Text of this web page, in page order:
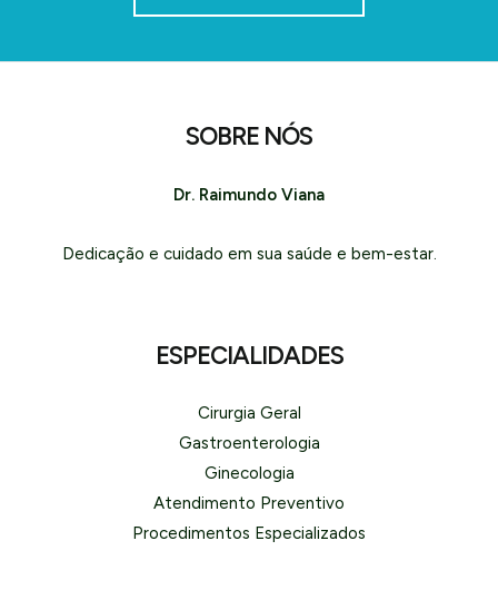
SOBRE NÓS
Dr. Raimundo Viana
Dedicação e cuidado em sua saúde e bem-estar.
ESPECIALIDADES
Cirurgia Geral
Gastroenterologia
Ginecologia
Atendimento Preventivo
Procedimentos Especializados